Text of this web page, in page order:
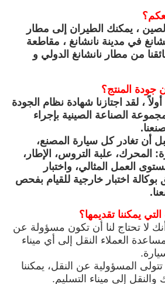
، يمكنك الطيران إلى مطار
في مدينة نانشانغ ، مقاطعة
من مطار نانشانغ الدولي و
جودة المنتج؟
أولاً ، لقد اجتازنا شهادة نظام الجودة
الصناعة الصينية بإجراء
أن تغادر كل سيارة المصنع،
المحرك، علبة التروس، الإطار،
العمل المثالي، واختبار
اختبار خارجية للقيام بفحص
يمكننا تقديمها؟
لا تحتاج لنا أن تكون مسؤولة عن
العملاء النقل إلى أي ميناء
المسؤولية عن النقل، يمكننا
إلى ميناء التسليم.